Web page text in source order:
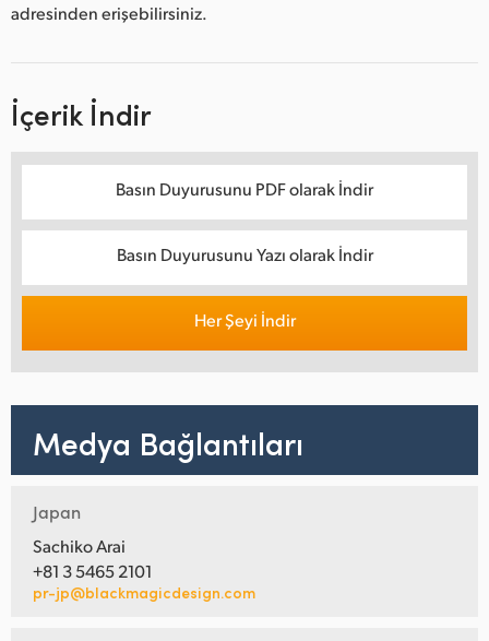
adresinden erişebilirsiniz.
İçerik İndir
Basın Duyurusunu PDF olarak İndir
Basın Duyurusunu Yazı olarak İndir
Her Şeyi İndir
Medya Bağlantıları
Japan
Sachiko Arai
+81 3 5465 2101
pr-jp@blackmagicdesign.com